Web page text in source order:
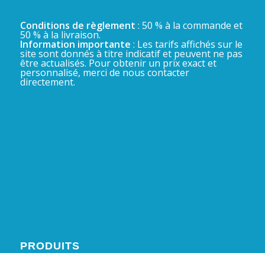
Conditions de règlement : 50 % à la commande et
50 % à la livraison.
Information importante : Les tarifs affichés sur le
site sont donnés à titre indicatif et peuvent ne pas
être actualisés. Pour obtenir un prix exact et
personnalisé, merci de nous contacter
directement.
PRODUITS